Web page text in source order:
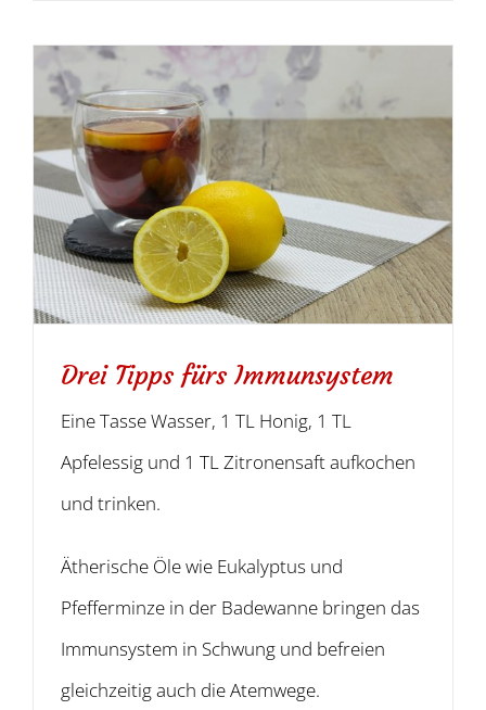
Drei Tipps fürs Immunsystem
Eine Tasse Wasser, 1 TL Honig, 1 TL
Apfelessig und 1 TL Zitronensaft aufkochen
und trinken.
Ätherische Öle wie Eukalyptus und
Pfefferminze in der Badewanne bringen das
Immunsystem in Schwung und befreien
gleichzeitig auch die Atemwege.